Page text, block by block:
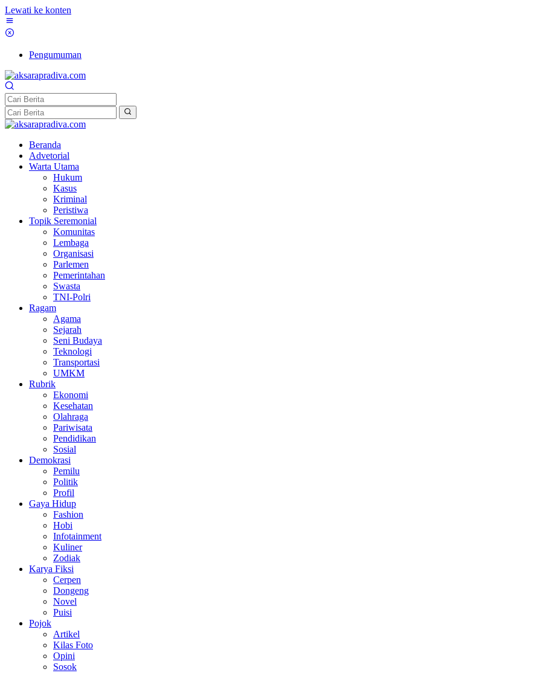
Lewati ke konten
Pengumuman
Beranda
Advetorial
Warta Utama
Hukum
Kasus
Kriminal
Peristiwa
Topik Seremonial
Komunitas
Lembaga
Organisasi
Parlemen
Pemerintahan
Swasta
TNI-Polri
Ragam
Agama
Sejarah
Seni Budaya
Teknologi
Transportasi
UMKM
Rubrik
Ekonomi
Kesehatan
Olahraga
Pariwisata
Pendidikan
Sosial
Demokrasi
Pemilu
Politik
Profil
Gaya Hidup
Fashion
Hobi
Infotainment
Kuliner
Zodiak
Karya Fiksi
Cerpen
Dongeng
Novel
Puisi
Pojok
Artikel
Kilas Foto
Opini
Sosok